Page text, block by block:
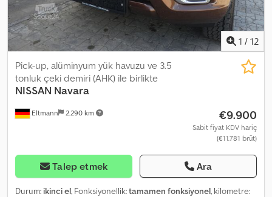
Almanca - Macarca
1 / 12
Eltmann 2.290 km
Pick-up, alüminyum yük havuzu ve 3.5
tonluk çeki demiri (AHK) ile birlikte
NISSAN Navara
€9.900
Sabit fiyat KDV hariç
(€11.781 brüt)
Talep etmek Ara
Durum: ikinci el, Fonksiyonellik:tamamen fonksiyonel, kilometre: